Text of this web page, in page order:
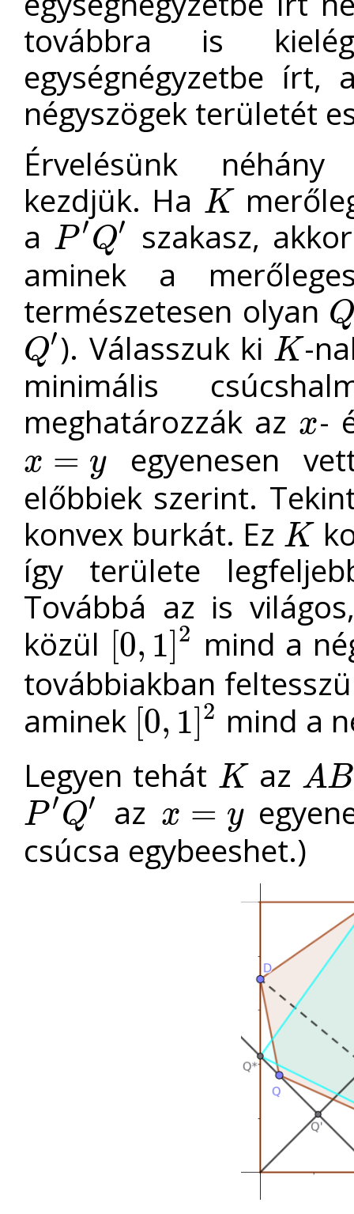
továbbra is
egységnégyzetbe írt,
négyszögek területét
Érvelésünk néhány
kezdjük. Ha K
K
a P ′Q′
P′Q
szakasz,
aminek a
természetesen olyan
Q
Q′
Q′ ). Válasszuk ki K
K
-
minimális
meghatározzák az x
x -
x = y
x=y
egyenesen
előbbiek szerint.
konvex burkát. Ez K
K
így területe
Továbbá az is
közül 0, 1 2
0,1 ]2
mind a
továbbiakban
aminek 0, 1 2
0,1 ]2
mind a
Legyen tehát K
K az AB
ABPCD
P ′Q′
P′Q az x = y
x=y
csúcsa egybeeshet.)